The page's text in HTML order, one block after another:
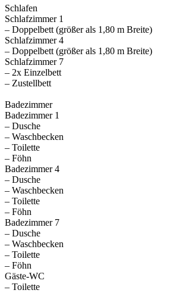
Schlafen
Schlafzimmer 1
– Doppelbett (größer als 1,80 m Breite)
Schlafzimmer 4
– Doppelbett (größer als 1,80 m Breite)
Schlafzimmer 7
– 2x Einzelbett
– Zustellbett
Badezimmer
Badezimmer 1
– Dusche
– Waschbecken
– Toilette
– Föhn
Badezimmer 4
– Dusche
– Waschbecken
– Toilette
– Föhn
Badezimmer 7
– Dusche
– Waschbecken
– Toilette
– Föhn
Gäste-WC
– Toilette